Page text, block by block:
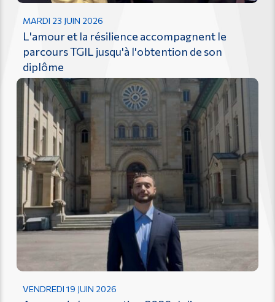
MARDI 23 JUIN 2026
L'amour et la résilience accompagnent le
parcours TGIL jusqu'à l'obtention de son
diplôme
VENDREDI 19 JUIN 2026